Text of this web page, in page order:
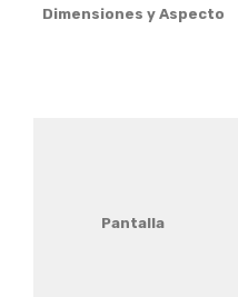
Dimensiones y Aspecto
Pantalla